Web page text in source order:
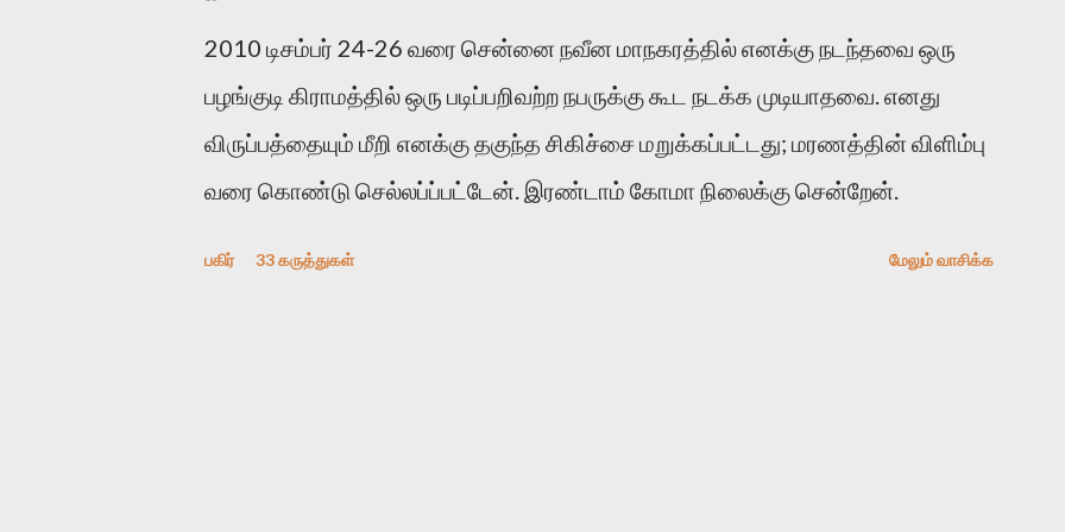
அந்த பிரமையால் தொடர்ந்து அச்சுறுத்தலுக்கு உள்ளாகி உள்ளார். உங்களை பற்றின
இந்த தாக்குதல் கூட இதன் வெளிப்பாடு தான்”. உண்மையே! ராக்கி படத்தில்
குத்துச்சண்டை வீரராக வரும் சில்வெஸ்டர் ஓரிடத்தில் சொல்வார்: ...
2010 டிசம்பர் 24-26 வரை சென்னை நவீன மாநகரத்தில் எனக்கு நடந்தவை ஒரு
பழங்குடி கிராமத்தில் ஒரு படிப்பறிவற்ற நபருக்கு கூட நடக்க முடியாதவை. எனது
விருப்பத்தையும் மீறி எனக்கு தகுந்த சிகிச்சை மறுக்கப்பட்டது; மரணத்தின் விளிம்பு
வரை கொண்டு செல்லப்ப்பட்டேன். இரண்டாம் கோமா நிலைக்கு சென்றேன்.
பகிர் 33 கருத்துகள் மேலும் வாசிக்க